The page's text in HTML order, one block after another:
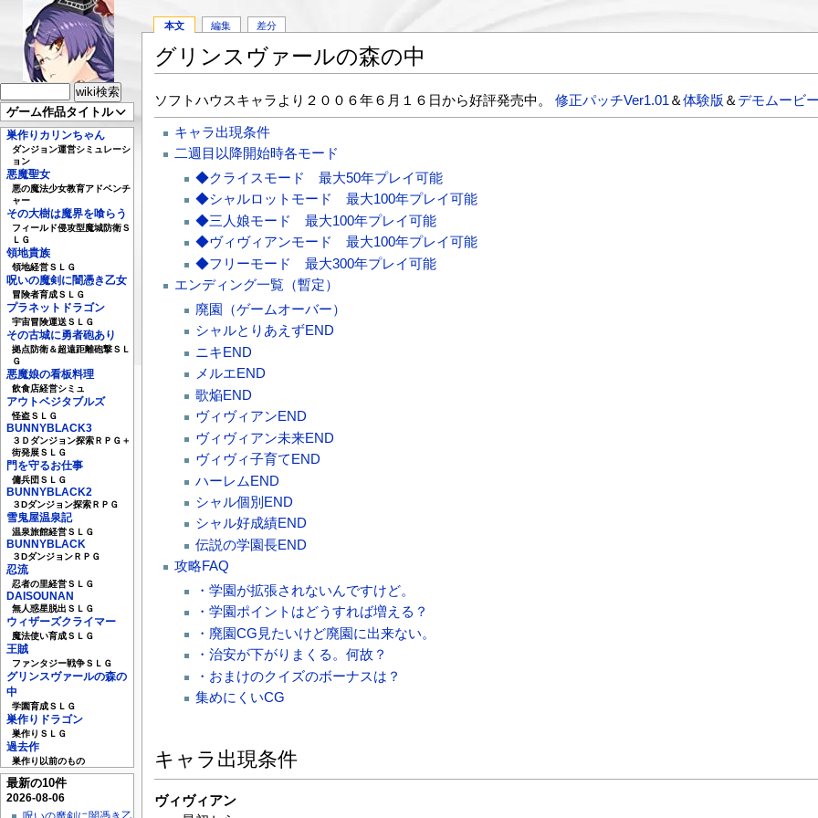
ゲーム作品タイトル
巣作りカリンちゃん
ダンジョン運営シミュレーシ
ョン
悪魔聖女
悪の魔法少女教育アドベンチ
ャー
その大樹は魔界を喰らう
フィールド侵攻型魔城防衛Ｓ
ＬＧ
領地貴族
領地経営ＳＬＧ
呪いの魔剣に闇憑き乙女
冒険者育成ＳＬＧ
プラネットドラゴン
宇宙冒険運送ＳＬＧ
その古城に勇者砲あり
拠点防衛＆超遠距離砲撃ＳＬ
Ｇ
悪魔娘の看板料理
飲食店経営シミュ
アウトベジタブルズ
怪盗ＳＬＧ
BUNNYBLACK3
３Ｄダンジョン探索ＲＰＧ＋
街発展ＳＬＧ
門を守るお仕事
傭兵団ＳＬＧ
BUNNYBLACK2
３Dダンジョン探索ＲＰＧ
雪鬼屋温泉記
温泉旅館経営ＳＬＧ
BUNNYBLACK
３DダンジョンＲＰＧ
忍流
忍者の里経営ＳＬＧ
DAISOUNAN
無人惑星脱出ＳＬＧ
ウィザーズクライマー
魔法使い育成ＳＬＧ
王賊
ファンタジー戦争ＳＬＧ
グリンスヴァールの森の
中
学園育成ＳＬＧ
巣作りドラゴン
巣作りＳＬＧ
過去作
巣作り以前のもの
最新の10件
2026-08-06
本文 編集 差分
グリンスヴァールの森の中
ソフトハウスキャラより２００６年６月１６日から好評発売中。 修正パッチVer1.01 ＆体験版 ＆ デモムービー
キャラ出現条件
二週目以降開始時各モード
◆クライスモード 最大50年プレイ可能
◆シャルロットモード 最大100年プレイ可能
◆三人娘モード 最大100年プレイ可能
◆ヴィヴィアンモード 最大100年プレイ可能
◆フリーモード 最大300年プレイ可能
エンディング一覧（暫定）
廃園（ゲームオーバー）
シャルとりあえずEND
ニキEND
メルエEND
歌焔END
ヴィヴィアンEND
ヴィヴィアン未来END
ヴィヴィ子育てEND
ハーレムEND
シャル個別END
シャル好成績END
伝説の学園長END
攻略FAQ
・学園が拡張されないんですけど。
・学園ポイントはどうすれば増える？
・廃園CG見たいけど廃園に出来ない。
・治安が下がりまくる。何故？
・おまけのクイズのボーナスは？
集めにくいCG
キャラ出現条件
ヴィヴィアン